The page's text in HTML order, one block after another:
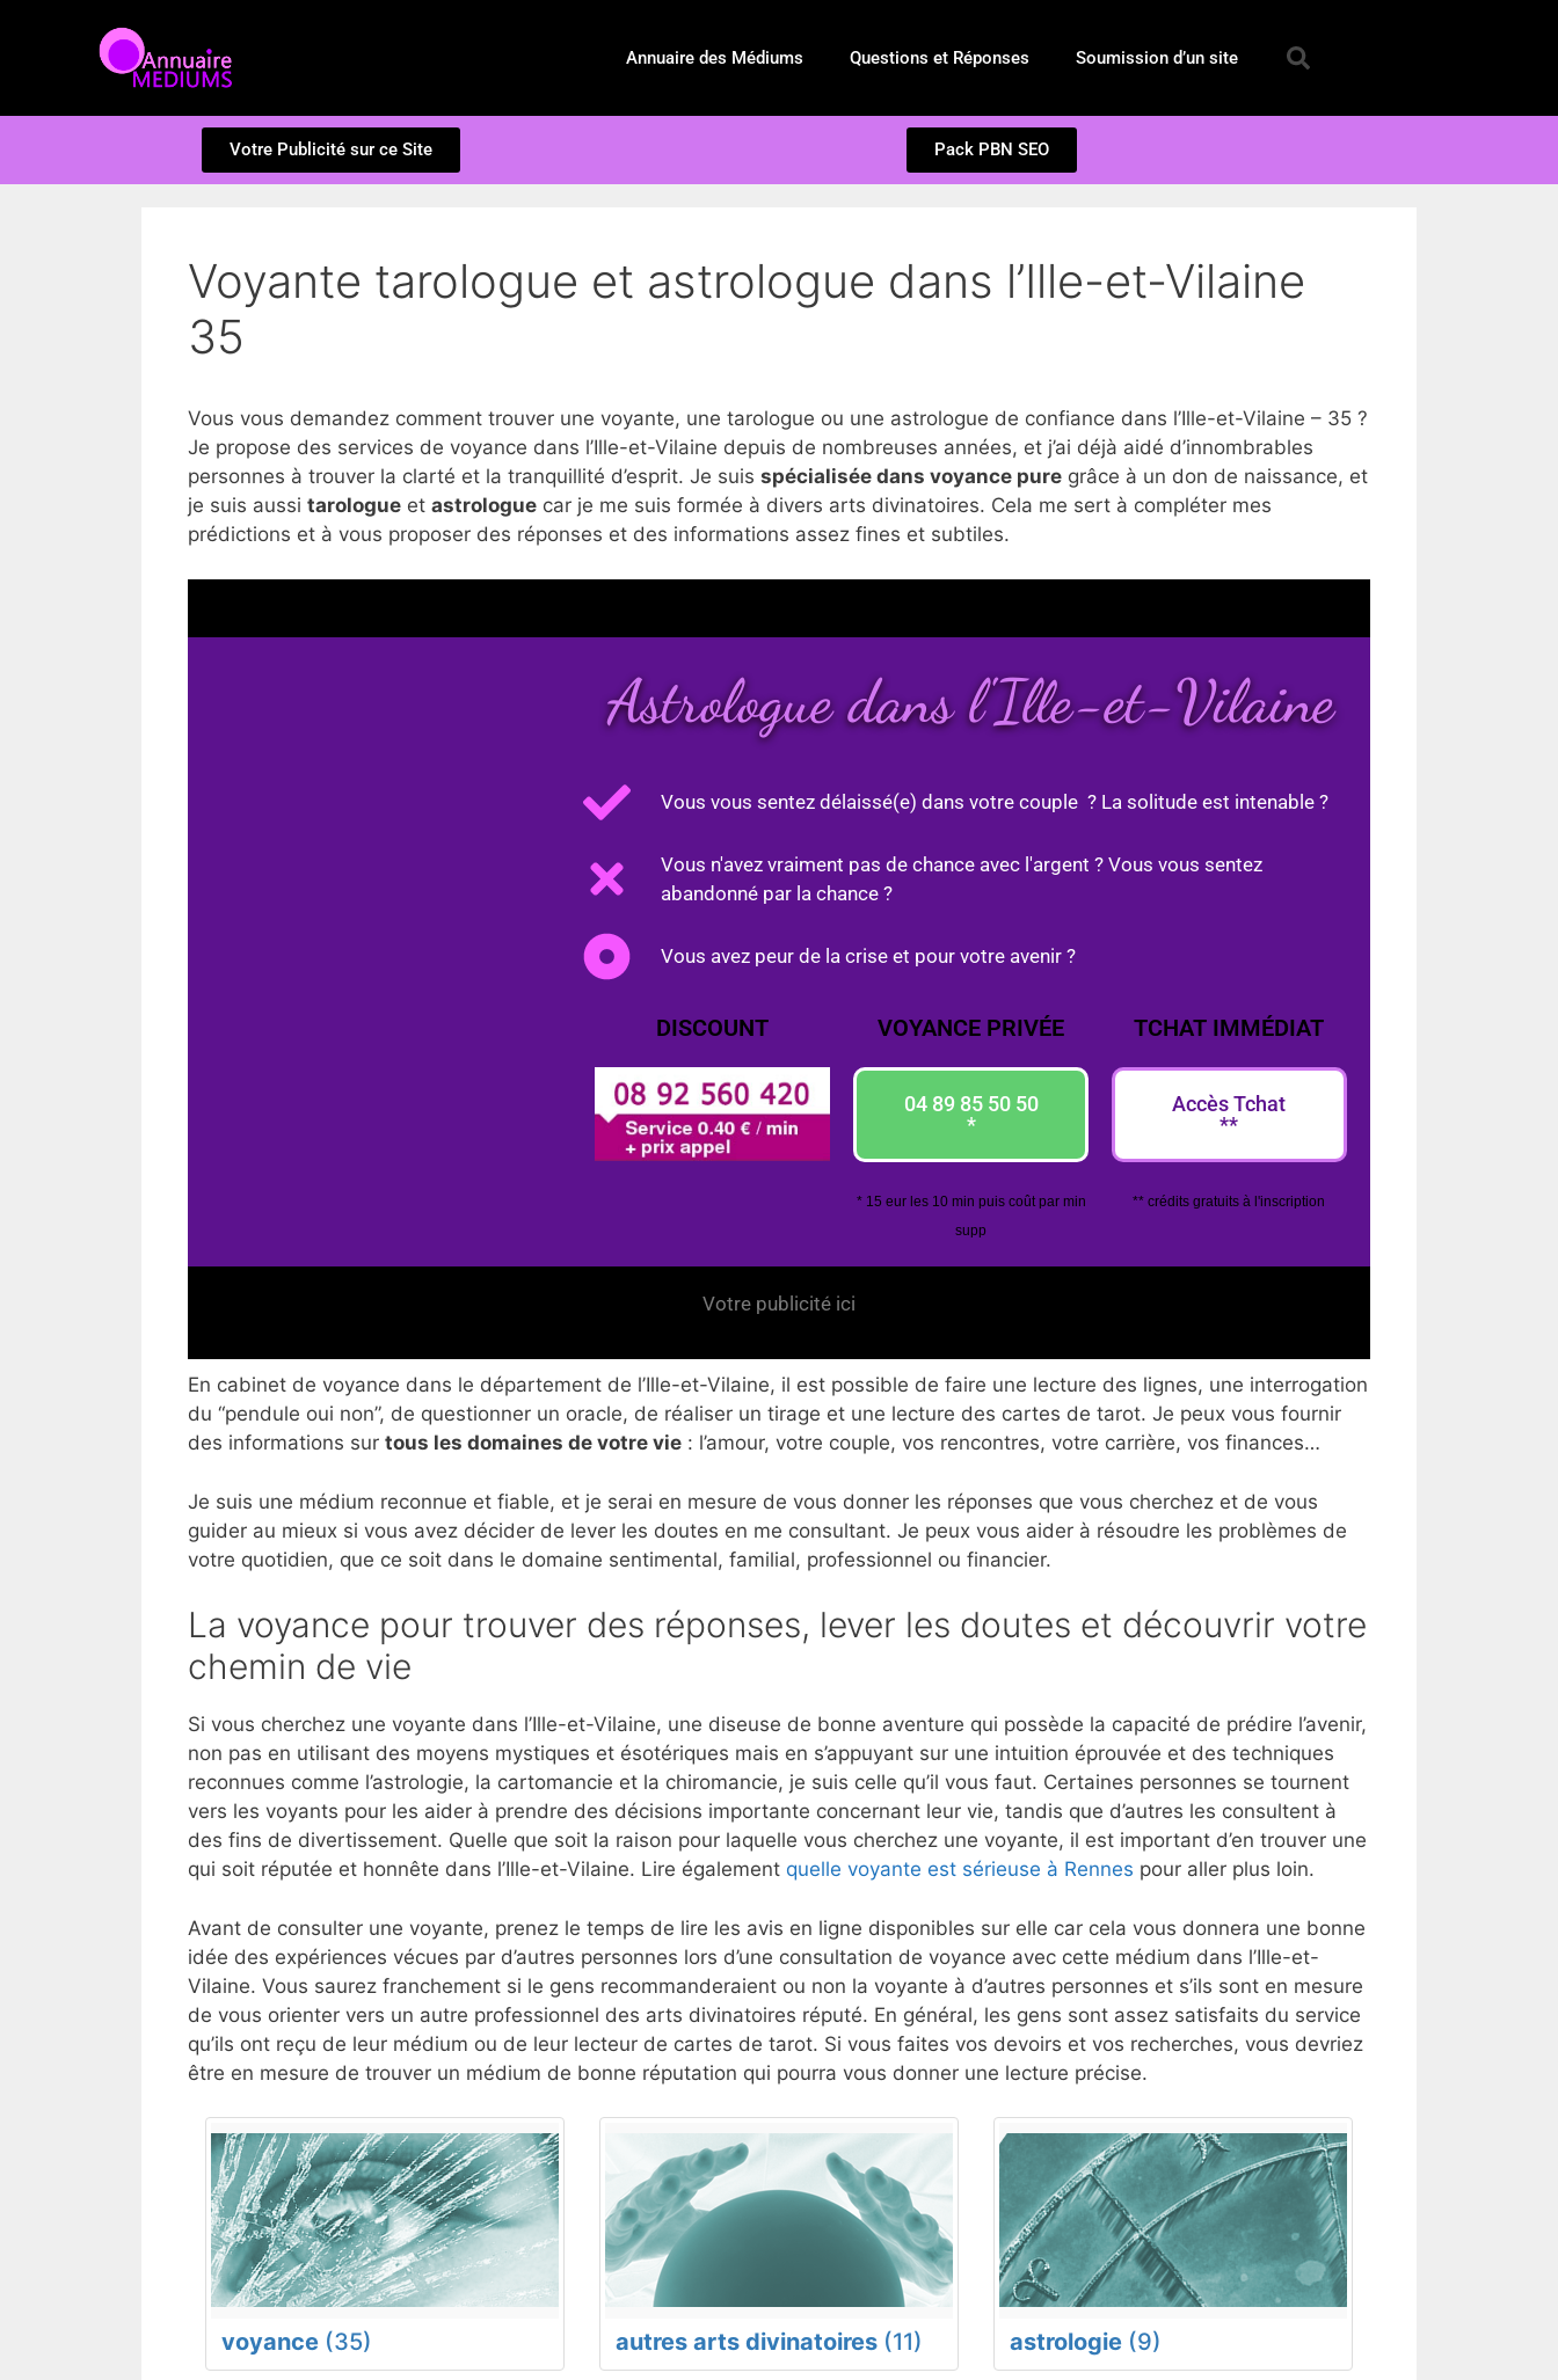
Annuaire des Médiums Questions et Réponses Soumission d’un site
Votre Publicité sur ce Site Pack PBN SEO
Voyante tarologue et astrologue dans l’Ille-et-Vilaine
35
Vous vous demandez comment trouver une voyante, une tarologue ou une astrologue de confiance dans l’Ille-et-Vilaine – 35 ?
Je propose des services de voyance dans l’Ille-et-Vilaine depuis de nombreuses années, et j’ai déjà aidé d’innombrables
personnes à trouver la clarté et la tranquillité d’esprit. Je suis spécialisée dans voyance pure grâce à un don de naissance, et
je suis aussi tarologue et astrologue car je me suis formée à divers arts divinatoires. Cela me sert à compléter mes
prédictions et à vous proposer des réponses et des informations assez fines et subtiles.
Astrologue dans l'Ille-et-Vilaine
Vous vous sentez délaissé(e) dans votre couple ? La solitude est intenable ?
Vous n'avez vraiment pas de chance avec l'argent ? Vous vous sentez
abandonné par la chance ?
Vous avez peur de la crise et pour votre avenir ?
DISCOUNT VOYANCE PRIVÉE
04 89 85 50 50
*
* 15 eur les 10 min puis coût par min
supp
TCHAT IMMÉDIAT
Accès Tchat
**
** crédits gratuits à l'inscription
Votre publicité ici
En cabinet de voyance dans le département de l’Ille-et-Vilaine, il est possible de faire une lecture des lignes, une interrogation
du “pendule oui non”, de questionner un oracle, de réaliser un tirage et une lecture des cartes de tarot. Je peux vous fournir
des informations sur tous les domaines de votre vie : l’amour, votre couple, vos rencontres, votre carrière, vos finances…
Je suis une médium reconnue et fiable, et je serai en mesure de vous donner les réponses que vous cherchez et de vous
guider au mieux si vous avez décider de lever les doutes en me consultant. Je peux vous aider à résoudre les problèmes de
votre quotidien, que ce soit dans le domaine sentimental, familial, professionnel ou financier.
La voyance pour trouver des réponses, lever les doutes et découvrir votre
chemin de vie
Si vous cherchez une voyante dans l’Ille-et-Vilaine, une diseuse de bonne aventure qui possède la capacité de prédire l’avenir,
non pas en utilisant des moyens mystiques et ésotériques mais en s’appuyant sur une intuition éprouvée et des techniques
reconnues comme l’astrologie, la cartomancie et la chiromancie, je suis celle qu’il vous faut. Certaines personnes se tournent
vers les voyants pour les aider à prendre des décisions importante concernant leur vie, tandis que d’autres les consultent à
des fins de divertissement. Quelle que soit la raison pour laquelle vous cherchez une voyante, il est important d’en trouver une
qui soit réputée et honnête dans l’Ille-et-Vilaine. Lire également quelle voyante est sérieuse à Rennes pour aller plus loin.
Avant de consulter une voyante, prenez le temps de lire les avis en ligne disponibles sur elle car cela vous donnera une bonne
idée des expériences vécues par d’autres personnes lors d’une consultation de voyance avec cette médium dans l’Ille-et-
Vilaine. Vous saurez franchement si le gens recommanderaient ou non la voyante à d’autres personnes et s’ils sont en mesure
de vous orienter vers un autre professionnel des arts divinatoires réputé. En général, les gens sont assez satisfaits du service
qu’ils ont reçu de leur médium ou de leur lecteur de cartes de tarot. Si vous faites vos devoirs et vos recherches, vous devriez
être en mesure de trouver un médium de bonne réputation qui pourra vous donner une lecture précise.
voyance (35) autres arts divinatoires (11) astrologie (9)